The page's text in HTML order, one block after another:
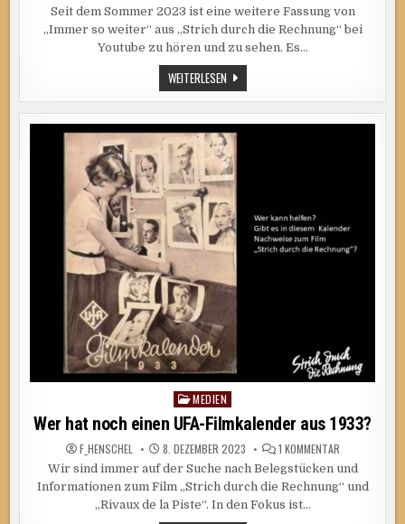
FASSUNG
VON
„IMMER
Seit dem Sommer 2023 ist eine weitere Fassung von
„Immer so weiter“ aus „Strich durch die Rechnung“ bei
Youtube zu hören und zu sehen. Es…
WEITERLESENWEITERE
FASSUNG
VON
„IMMER
SO
WEITER“
ONLINE
Posted
in
MEDIEN
Wer hat noch einen UFA-Filmkalender aus 1933?
F_HENSCHEL 8. DEZEMBER 2023 1 KOMMENTARZU
WER
HAT
NOCH
EINEN
Wir sind immer auf der Suche nach Belegstücken und
Informationen zum Film „Strich durch die Rechnung“ und
„Rivaux de la Piste“. In den Fokus ist…